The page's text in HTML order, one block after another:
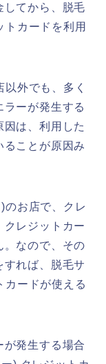
してから、脱毛
トカードを利用
外でも、多く
ーが発生する
は、利用した
ることが原因み
のお店で、クレ
クレジットカー
。なので、その
れば、脱毛サ
カードが使える
が発生する場合